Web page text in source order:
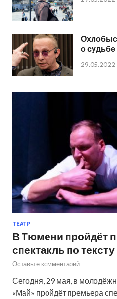
о
29.05.2022
ТЕАТР
В Тюмени пройдёт
спектакль по
Оставьте комментарий
Сегодня, 29 мая, в
«Май» пройдёт премьера